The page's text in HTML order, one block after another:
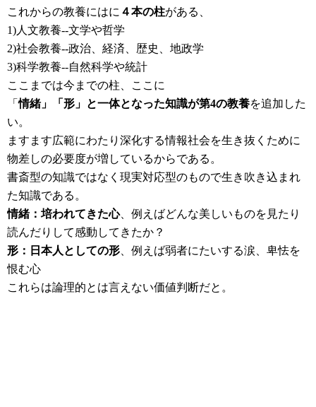
これからの教養にはに ４本の柱がある、
1)人文教養--文学や哲学
2)社会教養--政治、経済、歴史、地政学
3)科学教養--自然科学や統計
ここまでは今までの柱、ここに
「情緒」「形」と一体となった知識が第4の教養を追加した
い。
ますます広範にわたり深化する情報社会を生き抜くために
物差しの必要度が増しているからである。
書斎型の知識ではなく現実対応型のもので生き吹き込まれ
た知識である。
情緒：培われてきた心、例えばどんな美しいものを見たり
読んだりして感動してきたか？
形：日本人としての形 、例えば弱者にたいする涙、卑怯を
恨む心
これらは論理的とは言えない価値判断だと。